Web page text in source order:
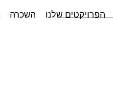
הפרויקטים שלנו השכרה